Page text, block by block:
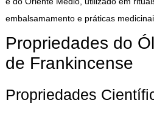
embalsamamento e práticas
Propriedades do
de Frankincense
Propriedades